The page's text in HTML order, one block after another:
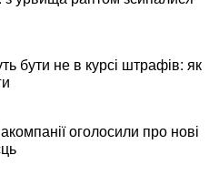
бути не в курсі штрафів: як
оголосили про нові